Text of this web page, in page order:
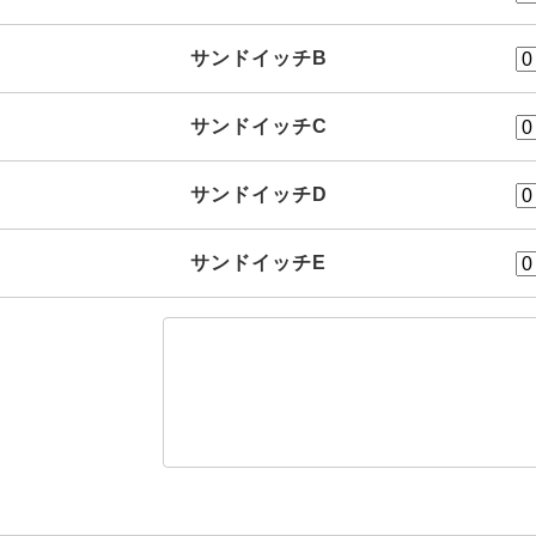
サンドイッチB
サンドイッチC
サンドイッチD
サンドイッチE